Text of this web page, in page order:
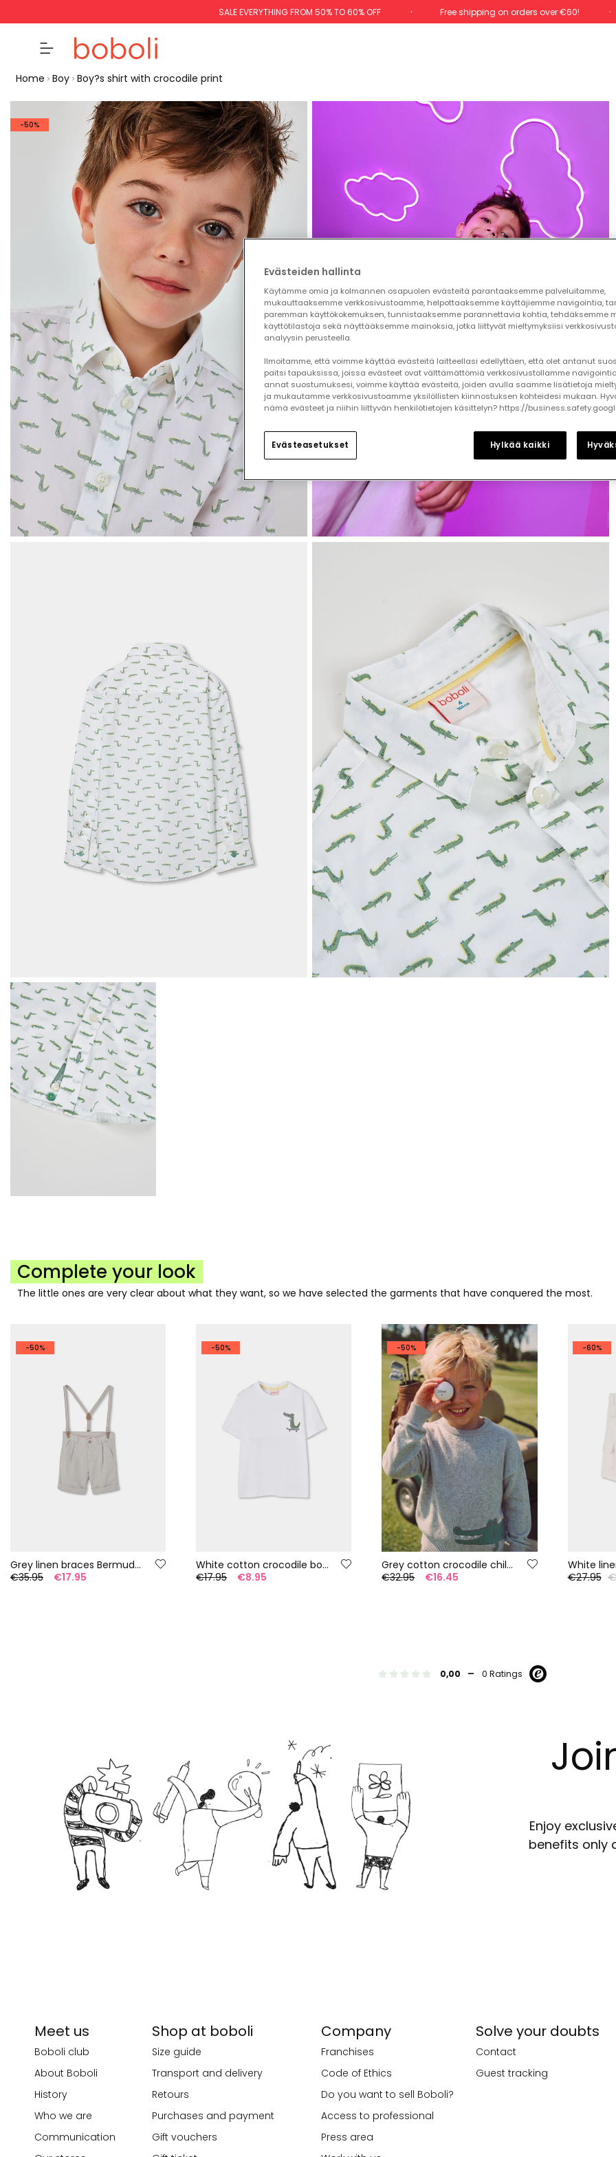
SALE EVERYTHING FROM 50% TO 60% OFF Free shipping on orders over €60!
Home Boy Boy?s shirt with crocodile print
-50%
Complete your look
The little ones are very clear about what they want, so we have selected the garments that have conquered the most.
-50%
Grey linen braces Bermuda shorts
€35.95
€17.95
-50%
White cotton crocodile boy?s t-shirt
€17.95
€8.95
-50%
Grey cotton crocodile children?s jumper
€32.95
€16.45
-60%
White
€27.95
0,00 - 0 Ratings
Enjoy
benefits only
Meet us
Boboli club
About Boboli
History
Who we are
Communication
Shop at boboli
Size guide
Transport and delivery
Retours
Purchases and payment
Gift vouchers
Company
Franchises
Code of Ethics
Do you want to sell Boboli?
Access to professional
Press area
Solve your doubts
Contact
Guest tracking
Evästeiden hallinta
Käytämme omia ja kolmannen osapuolen evästeitä parantaaksemme palveluitamme,
mukauttaaksemme verkkosivustoamme, helpottaaksemme käyttäjiemme navigointia,
paremman käyttökokemuksen, tunnistaaksemme parannettavia kohtia, tehdäksemme
käyttötilastoja sekä näyttääksemme mainoksia, jotka liittyvät mieltymyksiisi
analyysin perusteella.
Ilmoitamme, että voimme käyttää evästeitä laitteellasi edellyttäen, että olet antanut
paitsi tapauksissa, joissa evästeet ovat välttämättömiä verkkosivustollamme
annat suostumuksesi, voimme käyttää evästeitä, joiden avulla saamme lisätietoja
ja mukautamme verkkosivustoamme yksilöllisten kiinnostuksen kohteidesi mukaan.
nämä evästeet ja niihin liittyvän henkilötietojen käsittelyn? https://
Evästeasetukset Hylkää kaikki